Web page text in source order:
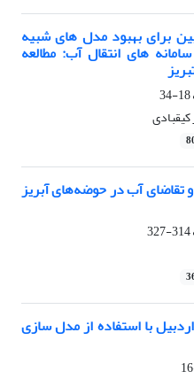
برای بهبود مدل های شبیه
های انتقال آب: مطالعه
18-34
تقاضای آب در حوضه‌های آبریز
314-327
با استفاده از مدل سازی